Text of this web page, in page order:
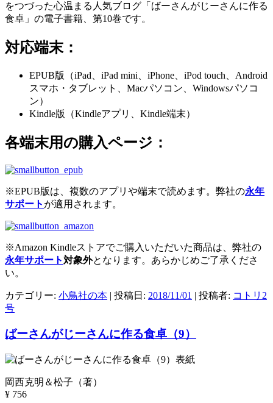
をつづった心温まる人気ブログ「ばーさんがじーさんに作る
食卓」の電子書籍、第10巻です。
対応端末：
EPUB版（iPad、iPad mini、iPhone、iPod touch、Android
スマホ・タブレット、Macパソコン、Windowsパソコ
ン）
Kindle版（Kindleアプリ、Kindle端末）
各端末用の購入ページ：
※EPUB版は、複数のアプリや端末で読めます。弊社の永年
サポート が適用されます。
※Amazon Kindleストアでご購入いただいた商品は、弊社の
永年サポート対象外となります。あらかじめご了承くださ
い。
カテゴリー: 小鳥社の本 | 投稿日: 2018/11/01 | 投稿者: コトリ2
号
ばーさんがじーさんに作る食卓（9）
岡西克明＆松子（著）
¥ 756